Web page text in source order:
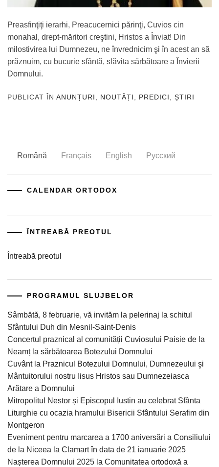
Preasfinţiţi ierarhi, Preacucernici părinţi, Cuvios cin
monahal, drept-măritori creştini, Hristos a Înviat! Din
milostivirea lui Dumnezeu, ne învrednicim şi în acest an să
prăznuim, cu bucurie sfântă, slăvita sărbătoare a Învierii
Domnului.
PUBLICAT ÎN ANUNȚURI NOUTĂȚI PREDICI ȘTIRI
Română Français English Русский
CALENDAR ORTODOX
ÎNTREABĂ PREOTUL
Întreabă preotul
PROGRAMUL SLUJBELOR
Sâmbătă, 8 februarie, vă invităm la pelerinaj la schitul
Sfântului Duh din Mesnil-Saint-Denis
Concertul praznical al comunității Cuviosului Paisie de la
Neamț la sărbătoarea Botezului Domnului
Cuvânt la Praznicul Botezului Domnului, Dumnezeului şi
Mântuitorului nostru Iisus Hristos sau Dumnezeiasca
Arătare a Domnului
Mitropolitul Nestor și Episcopul Iustin au celebrat Sfânta
Liturghie cu ocazia hramului Bisericii Sfântului Serafim din
Montgeron
Eveniment pentru marcarea a 1700 aniversări a Consiliului
de la Niceea la Clamart în data de 21 ianuarie 2025
Nașterea Domnului 2025 la Comunitatea ortodoxă a